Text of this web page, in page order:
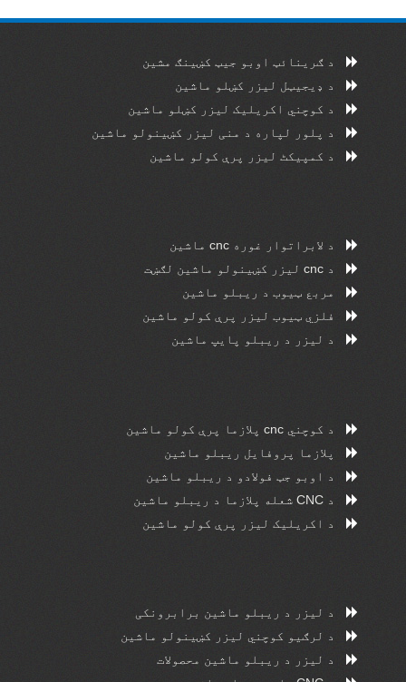
د ګرینائټ اوبو جیټ کښینګ مشین
د ډیجیټل لیزر کښلو ماشین
د کوچني اکریلیک لیزر کښلو ماشین
د پلور لپاره د منی لیزر کښینولو ماشین
د کمپیکٹ لیزر پرې کولو ماشین
د لابراتوار غوره cnc ماشین
د cnc لیزر کښینولو ماشین لګښت
مربع ټیوب د ریبلو ماشین
فلزي ټیوب لیزر پرې کولو ماشین
د لیزر د ریبلو پایپ ماشین
د کوچني cnc پلازما پرې کولو ماشین
پلازما پروفایل ریبلو ماشین
د اوبو جټ فولادو د ریبلو ماشین
د CNC شعله پلازما د ریبلو ماشین
د اکریلیک لیزر پرې کولو ماشین
د لیزر د ریبلو ماشین برابرونکی
د لرګیو کوچني لیزر کښینولو ماشین
د لیزر د ریبلو ماشین محصولات